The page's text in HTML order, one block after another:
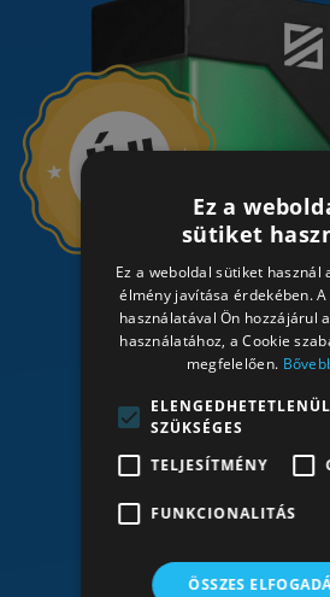
Ez a
sütiket
Ez a weboldal sütiket használ
élmény javítása érdekében.
használatával Ön hozzájárul
használatához, a Cookie
megfelelően.
ELENGEDHETETLENÜL
SZÜKSÉGES
TELJESÍTMÉNY
FUNKCIONALITÁS
ÖSSZES